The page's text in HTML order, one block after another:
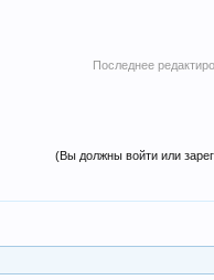
Последнее
(Вы должны войти или